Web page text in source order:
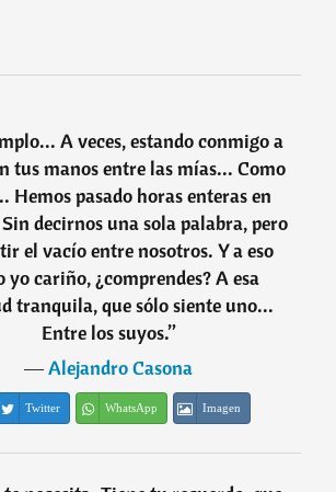
A veces, estando conmigo a
tus manos entre las mías... Como
Hemos pasado horas enteras en
decirnos una sola palabra, pero
el vacío entre nosotros. Y a eso
yo cariño, ¿comprendes? A esa
tranquila, que sólo siente uno...
Entre los suyos.”
―Alejandro Casona
Twitter WhatsApp Imagen